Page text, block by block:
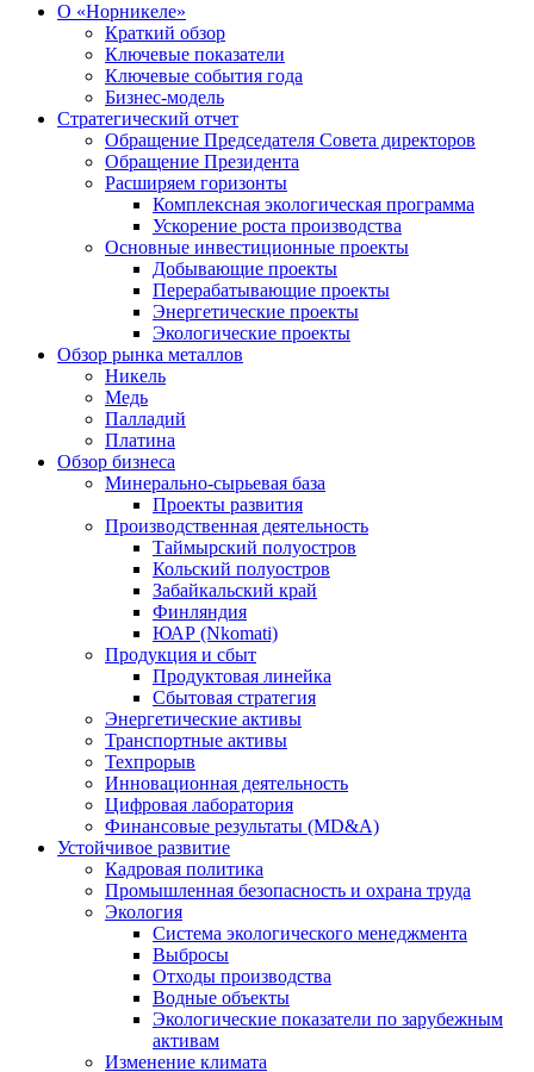
О «Норникеле»
Краткий обзор
Ключевые показатели
Ключевые события года
Бизнес-модель
Стратегический отчет
Обращение Председателя Совета директоров
Обращение Президента
Расширяем горизонты
Комплексная экологическая программа
Ускорение роста производства
Основные инвестиционные проекты
Добывающие проекты
Перерабатывающие проекты
Энергетические проекты
Экологические проекты
Обзор рынка металлов
Никель
Медь
Палладий
Платина
Обзор бизнеса
Минерально-сырьевая база
Проекты развития
Производственная деятельность
Таймырский полуостров
Кольский полуостров
Забайкальский край
Финляндия
ЮАР (Nkomati)
Продукция и сбыт
Продуктовая линейка
Сбытовая стратегия
Энергетические активы
Транспортные активы
Техпрорыв
Инновационная деятельность
Цифровая лаборатория
Финансовые результаты (MD&A)
Устойчивое развитие
Кадровая политика
Промышленная безопасность и охрана труда
Экология
Система экологического менеджмента
Выбросы
Отходы производства
Водные объекты
Экологические показатели по зарубежным
активам
Изменение климата